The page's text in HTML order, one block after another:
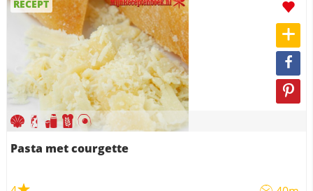
RECEPT
Pasta met courgette